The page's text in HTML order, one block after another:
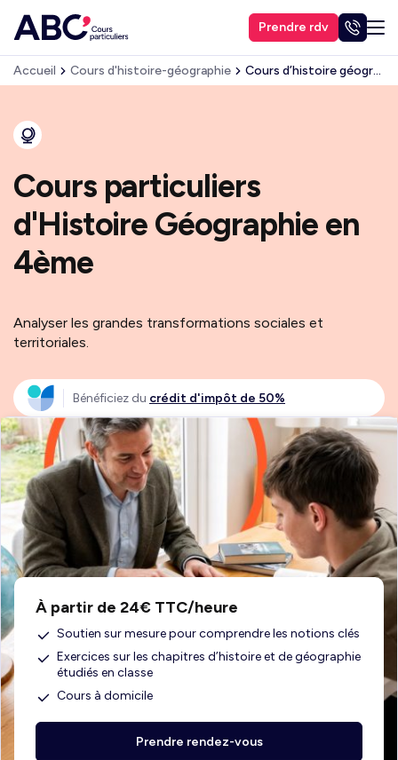
Prendre rdv
Accueil Cours d'histoire-géographie Cours d’histoire géographie en 4ème
Cours particuliers
d'Histoire Géographie en
4ème
Analyser les grandes transformations sociales et
territoriales.
Bénéficiez du crédit d'impôt de 50%
À partir de 24€ TTC/heure
Soutien sur mesure pour comprendre les notions clés
Exercices sur les chapitres d’histoire et de géographie
étudiés en classe
Cours à domicile
Prendre rendez-vous